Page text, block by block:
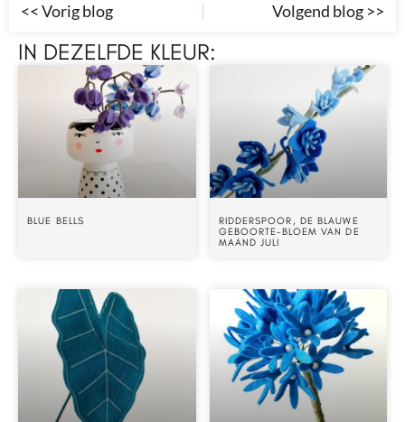
<< Vorig blog Volgend blog >>
IN DEZELFDE KLEUR:
BLUE BELLS
RIDDERSPOOR, DE BLAUWE
GEBOORTE-BLOEM VAN DE
MAAND JULI